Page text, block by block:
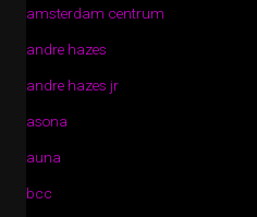
amsterdam centrum
andre hazes
andre hazes jr
asona
auna
bcc